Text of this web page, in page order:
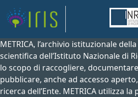
METRICA, l’archivio istituzionale
scientifica dell’Istituto Nazionale di
lo scopo di raccogliere,
pubblicare, anche ad accesso
ricerca dell’Ente. METRICA utilizza